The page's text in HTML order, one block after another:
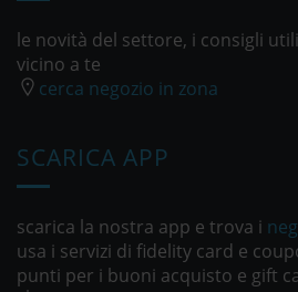
le novità del settore, i consigli
vicino a te
cerca negozio in zona
SCARICA APP
scarica la nostra app e trova i
usa i servizi di fidelity card e
punti per i buoni acquisto e gift